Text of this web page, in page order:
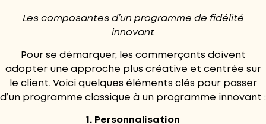
Les composantes d’un programme de fidélité
innovant
Pour se démarquer, les commerçants doivent
adopter une approche plus créative et centrée sur
le client. Voici quelques éléments clés pour passer
d’un programme classique à un programme innovant :
1. Personnalisation